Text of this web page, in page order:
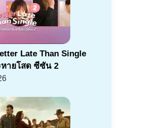
Late Than Single
ายโสด ซีซัน 2